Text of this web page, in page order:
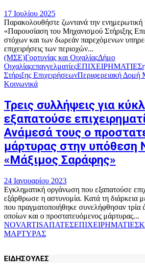
17 Ιουλίου 2025
Παρακολουθήστε ζωντανά την ενημερωτική
«Παρουσίαση του Μηχανισμού Στήριξης
στόχων και των δωρεάν παρεχόμενων
επιχειρήσεις των περιοχών...
(ΜΣΕ)Γορτυνίας και ΟιχαλίαςΔήμο
ΟιχαλίαςεπαγγελματίεςΕΠΙΧΕΙΡΗΜΑΤΙΕΣ
Στήριξης ΕπιχειρήσεωνΠεριφερειακή Δομή
Κοινωνικά
Τρεις συλλήψεις για
εξαπατούσε
Ανάμεσά τους ο
μάρτυρας στην υπόθεση
«Μάξιμος Σαράφης»
24 Ιανουαρίου 2023
Εγκληματική οργάνωση που εξαπατούσε
εξάρθρωσε η αστυνομία. Κατά τη διάρκεια
που πραγματοποιήθηκε συνελήφθησαν τρία
οποίων και ο προστατευόμενος μάρτυρας...
NOVARTISΑΠΑΤΕΣΕΠΙΧΕΙΡΗΜΑΤΙΕΣ
ΜΑΡΤΥΡΑΣ
ΕΙΔΗΣΟΥΛΕΣ